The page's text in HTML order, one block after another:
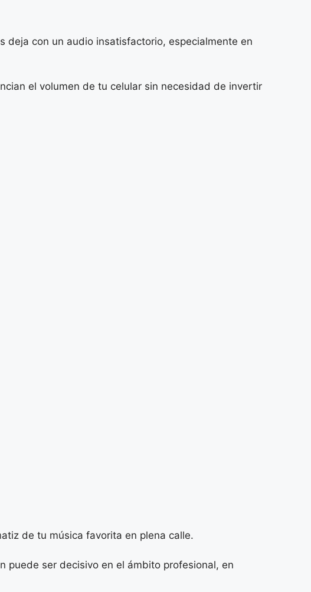
deja con un audio insatisfactorio, especialmente en
el volumen de tu celular sin necesidad de invertir
de tu música favorita en plena calle.
puede ser decisivo en el ámbito profesional, en